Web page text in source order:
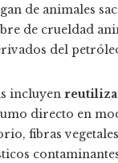
de animales
de crueldad
del
incluyen
directo en
fibras